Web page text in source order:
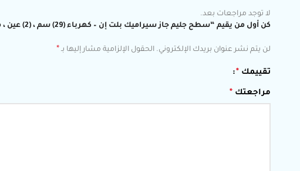
لا توجد مراجعات بعد.
كن أول من يقيم “سطح جليم جاز سيراميك بلت إن – كهرباء (29) سم ، (2) عين ، مفاتيح التحكم أمامية”
لن يتم نشر عنوان بريدك الإلكتروني. الحقول الإلزامية مشار إليها بـ *
تقييمك *
مراجعتك *